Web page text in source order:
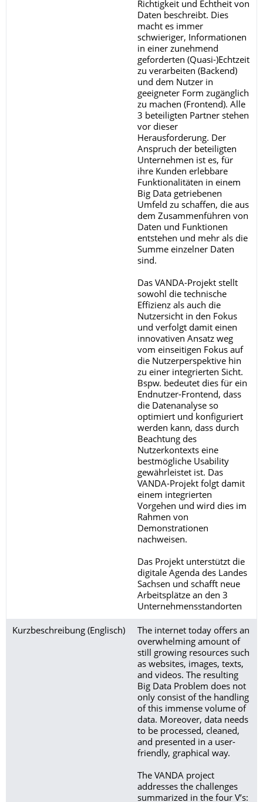
Richtigkeit und Echtheit von
Daten beschreibt. Dies
macht es immer
schwieriger, Informationen
in einer zunehmend
geforderten (Quasi-)Echtzeit
zu verarbeiten (Backend)
und dem Nutzer in
geeigneter Form zugänglich
zu machen (Frontend). Alle
3 beteiligten Partner stehen
vor dieser
Herausforderung. Der
Anspruch der beteiligten
Unternehmen ist es, für
ihre Kunden erlebbare
Funktionalitäten in einem
Big Data getriebenen
Umfeld zu schaffen, die aus
dem Zusammenführen von
Daten und Funktionen
entstehen und mehr als die
Summe einzelner Daten
sind.
Das VANDA-Projekt stellt
sowohl die technische
Effizienz als auch die
Nutzersicht in den Fokus
und verfolgt damit einen
innovativen Ansatz weg
vom einseitigen Fokus auf
die Nutzerperspektive hin
zu einer integrierten Sicht.
Bspw. bedeutet dies für ein
Endnutzer-Frontend, dass
die Datenanalyse so
optimiert und konfiguriert
werden kann, dass durch
Beachtung des
Nutzerkontexts eine
bestmögliche Usability
gewährleistet ist. Das
VANDA-Projekt folgt damit
einem integrierten
Vorgehen und wird dies im
Rahmen von
Demonstrationen
nachweisen.
Das Projekt unterstützt die
digitale Agenda des Landes
Sachsen und schafft neue
Arbeitsplätze an den 3
Unternehmensstandorten
Kurzbeschreibung (Englisch)
The internet today offers an
overwhelming amount of
still growing resources such
as websites, images, texts,
and videos. The resulting
Big Data Problem does not
only consist of the handling
of this immense volume of
data. Moreover, data needs
to be processed, cleaned,
and presented in a user-
friendly, graphical way.
The VANDA project
addresses the challenges
summarized in the four V’s: